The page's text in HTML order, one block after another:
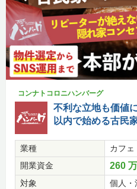
コンナトコロニハンバーグ
不利な立地も価値
以内で始める古民
業種
カフェ
開業資金
260
対象 個人・